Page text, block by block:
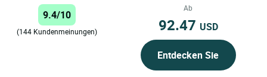
9.4/10
(144 Kundenmeinungen)
Ab
92.47 USD
Entdecken Sie